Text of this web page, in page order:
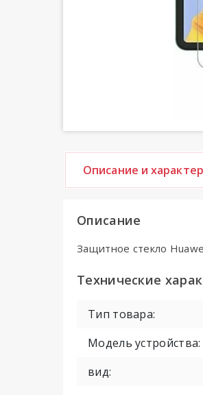
Описание и
Описание
Защитное стекло
Технические
Тип товара:
Модель устройства:
вид: